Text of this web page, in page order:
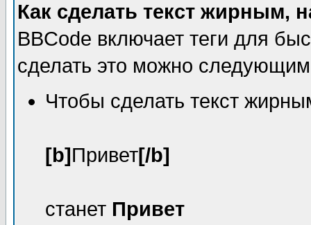
Как сделать текст жирным,
BBCode включает теги для
сделать это можно
Чтобы сделать текст
[b]Привет[/b]
станет Привет